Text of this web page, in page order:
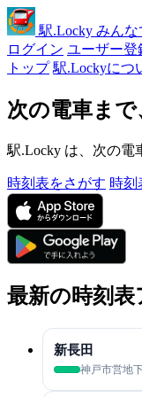
駅.Locky みんな
ログイン ユーザー登
トップ 駅.Lockyにつ
次の電車ま
駅.Locky は、次の電
時刻表をさがす 時刻
最新の時刻
新長田
神戸市営地